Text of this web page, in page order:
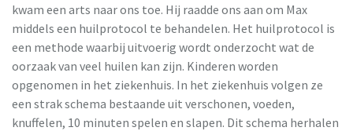
kwam een arts naar ons toe. Hij raadde ons aan om Max
middels een huilprotocol te behandelen. Het huilprotocol is
een methode waarbij uitvoerig wordt onderzocht wat de
oorzaak van veel huilen kan zijn. Kinderen worden
opgenomen in het ziekenhuis. In het ziekenhuis volgen ze
een strak schema bestaande uit verschonen, voeden,
knuffelen, 10 minuten spelen en slapen. Dit schema herhalen